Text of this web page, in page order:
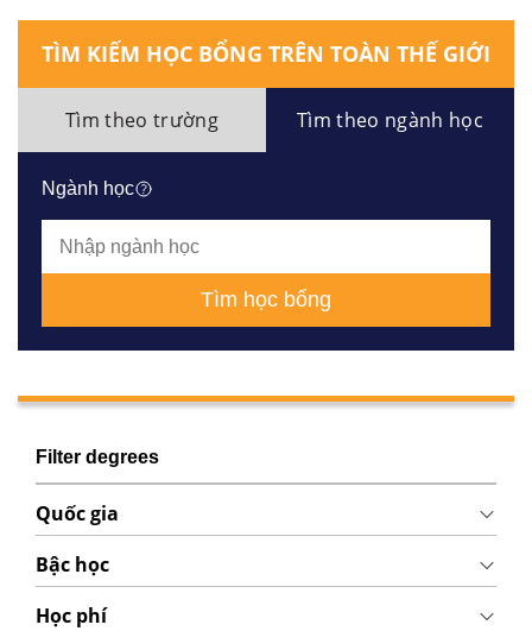
TÌM KIẾM HỌC BỔNG TRÊN TOÀN THẾ GIỚI
Tìm theo trường Tìm theo ngành học
Ngành học
Tìm học bổng
Filter degrees
Quốc gia
Bậc học
Học phí